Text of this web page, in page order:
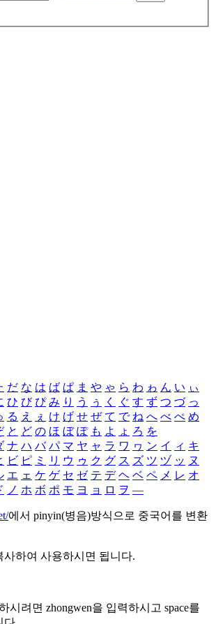
だ な は ば ぱ ま や ゃ ら わ ゎ ん い ぃ
ひ び ぴ み り う ぅ く ぐ す ず つ づ っ
る え ぇ け げ せ ぜ て で ね へ べ ぺ め
と ど の ほ ぼ ぽ も よ ょ ろ を
ナ ハ バ パ マ ヤ ャ ラ ワ ヮ ン イ ィ キ
ビ ピ ミ リ ウ ゥ ク グ ス ズ ツ ヅ ッ ヌ
エ ェ ケ ゲ セ ゼ テ デ ヘ ベ ペ メ レ オ
ノ ホ ボ ポ モ ヨ ョ ロ ヲ ―
에서 pinyin(병음)방식으로 중국어를 변환
사하여 사용하시면 됩니다.
시려면 zhongwen을 입력하시고 space를